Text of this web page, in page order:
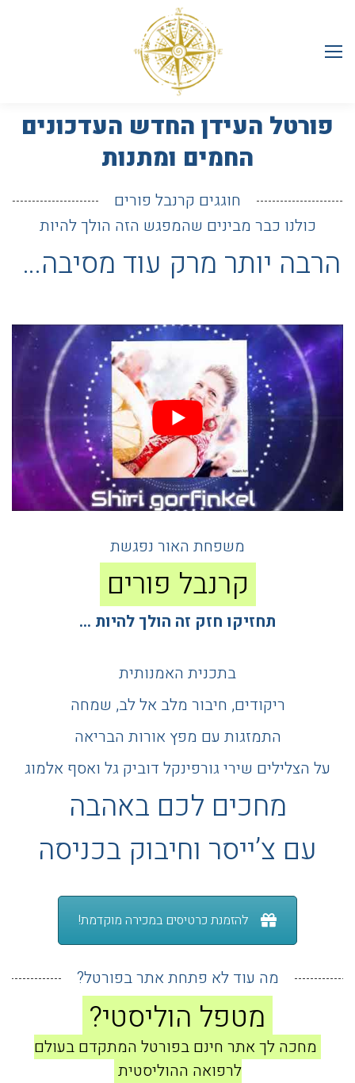
פורטל העידן החדש העדכונים
החמים ומתנות
חוגגים קרנבל פורים
כולנו כבר מבינים שהמפגש הזה הולך להיות
הרבה יותר מרק עוד מסיבה…
משפחת האור נפגשת
קרנבל פורים
תחזיקו חזק זה הולך להיות …
בתכנית האמנותית
ריקודים, חיבור מלב אל לב, שמחה
התמזגות עם מפץ אורות הבריאה
על הצלילים שירי גורפינקל דוביק גל ואסף אלמוג
מחכים לכם באהבה
עם צ’ייסר וחיבוק בכניסה
להזמנת כרטיסים במכירה מוקדמת!
מה עוד לא פתחת אתר בפורטל?
מטפל הוליסטי?
מחכה לך אתר חינם בפורטל המתקדם בעולם
לרפואה ההוליסטית